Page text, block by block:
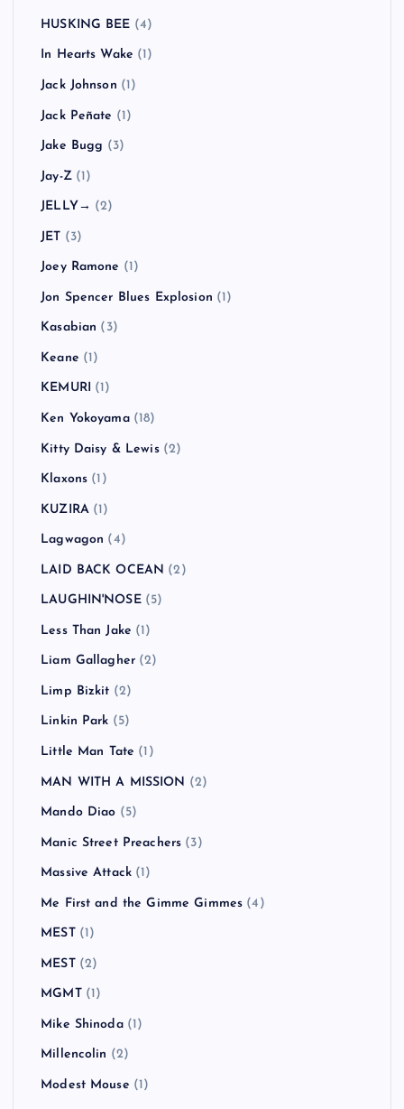
HUSKING BEE (4)
In Hearts Wake (1)
Jack Johnson (1)
Jack Peñate (1)
Jake Bugg (3)
Jay-Z(1)
JELLY→ (2)
JET (3)
Joey Ramone (1)
Jon Spencer Blues Explosion (1)
Kasabian (3)
Keane (1)
KEMURI (1)
Ken Yokoyama(18)
Kitty Daisy & Lewis(2)
Klaxons (1)
KUZIRA(1)
Lagwagon (4)
LAID BACK OCEAN (2)
LAUGHIN'NOSE(5)
Less Than Jake (1)
Liam Gallagher (2)
Limp Bizkit (2)
Linkin Park (5)
Little Man Tate (1)
MAN WITH A MISSION (2)
Mando Diao (5)
Manic Street Preachers (3)
Massive Attack (1)
Me First and the Gimme Gimmes (4)
MEST(1)
MEST(2)
MGMT(1)
Mike Shinoda(1)
Millencolin (2)
Modest Mouse (1)